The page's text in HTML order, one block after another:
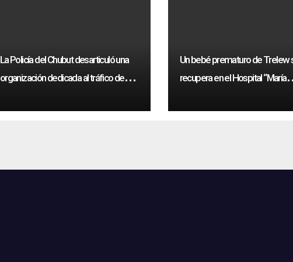
La Policía del Chubut desarticuló una
organización dedicada al tráfico de
Un bebé prematuro de Trelew
recupera en el Hospital “María